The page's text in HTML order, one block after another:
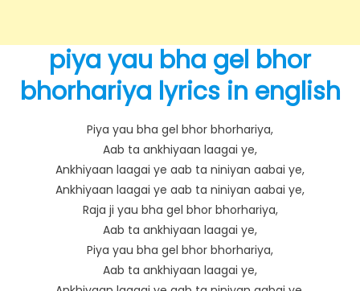
piya yau bha gel bhor
bhorhariya lyrics in english
Piya yau bha gel bhor bhorhariya,
Aab ta ankhiyaan laagai ye,
Ankhiyaan laagai ye aab ta niniyan aabai ye,
Ankhiyaan laagai ye aab ta niniyan aabai ye,
Raja ji yau bha gel bhor bhorhariya,
Aab ta ankhiyaan laagai ye,
Piya yau bha gel bhor bhorhariya,
Aab ta ankhiyaan laagai ye,